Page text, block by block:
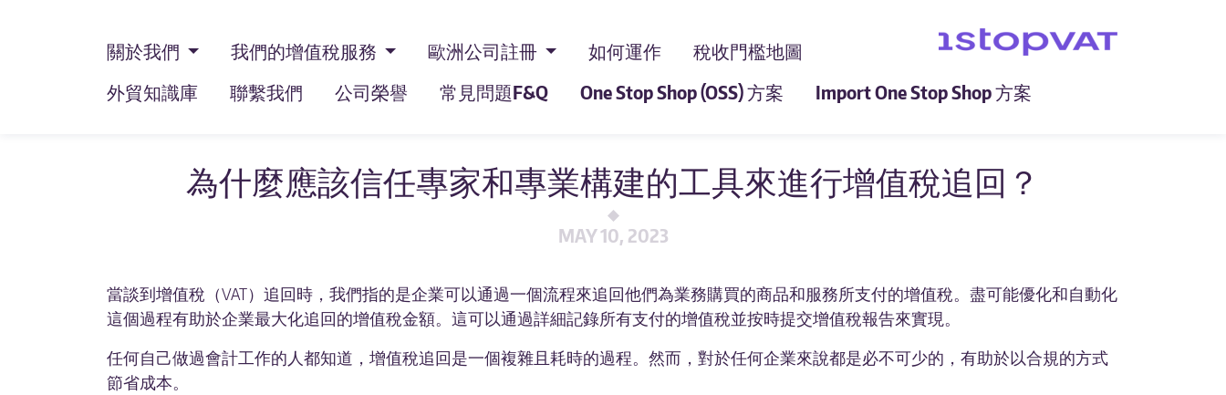
關於我們 我們的增值稅服務 歐洲公司註冊 如何運作
稅收門檻地圖
外貿知識庫
聯繫我們 公司榮譽 常見問題F&Q One Stop Shop (OSS) 方案 Import One Stop Shop 方案
為什麼應該信任專家和專業構建的工具來進行增值稅追回？
MAY 10, 2023
當談到增值稅（VAT）追回時，我們指的是企業可以通過一個流程來追回他們為業務購買的商品和服務所支付的增值稅。盡可能優化和自動化
這個過程有助於企業最大化追回的增值稅金額。這可以通過詳細記錄所有支付的增值稅並按時提交增值稅報告來實現。
任何自己做過會計工作的人都知道，增值稅追回是一個複雜且耗時的過程。然而，對於任何企業來說都是必不可少的，有助於以合規的方式
節省成本。